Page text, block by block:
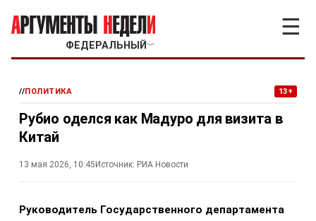
ФЕДЕРАЛЬНЫЙ ﹀
☰
//ПОЛИТИКА 13+
Рубио оделся как Мадуро для визита в
Китай
13 мая 2026, 10:45 Источник: РИА Новости
Руководитель Государственного департамента